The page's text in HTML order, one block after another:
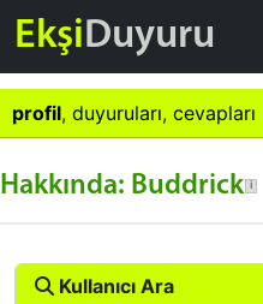
EkşiDuyuru
profil, duyuruları, cevapları
Hakkında: Buddrick
Kullanıcı Ara